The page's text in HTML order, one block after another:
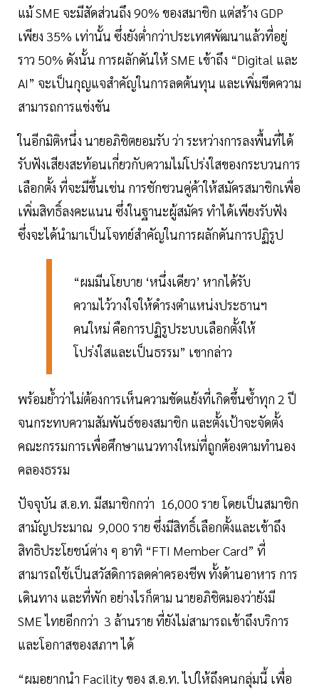
แม้ SME จะมีสัดส่วนถึง 90% ของสมาชิก แต่สร้าง GDP
เพียง 35% เท่านั้น ซึ่งยังต่ำกว่าประเทศพัฒนาแล้วที่อยู่
ราว 50% ดังนั้น การผลักดันให้ SME เข้าถึง “Digital และ
AI” จะเป็นกุญแจสำคัญในการลดต้นทุน และเพิ่มขีดความ
สามารถการแข่งขัน
ในอีกมิติหนึ่ง นายอภิชิตยอมรับ ว่า ระหว่างการลงพื้นที่ได้
รับฟังเสียงสะท้อนเกี่ยวกับความไม่โปร่งใสของกระบวนการ
เลือกตั้ง ที่จะมีขึ้นเช่น การชักชวนคู่ค้าให้สมัครสมาชิกเพื่อ
เพิ่มสิทธิ์ลงคะแนน ซึ่งในฐานะผู้สมัคร ทำได้เพียงรับฟัง
ซึ่งจะได้นำมาเป็นโจทย์สำคัญในการผลักดันการปฏิรูป
“ผมมีนโยบาย ‘หนึ่งเดียว’ หากได้รับ
ความไว้วางใจให้ดำรงตำแหน่งประธานฯ
คนใหม่ คือการปฏิรูประบบเลือกตั้งให้
โปร่งใสและเป็นธรรม” เขากล่าว
พร้อมย้ำว่าไม่ต้องการเห็นความขัดแย้งที่เกิดขึ้นซ้ำทุก 2 ปี
จนกระทบความสัมพันธ์ของสมาชิก และตั้งเป้าจะจัดตั้ง
คณะกรรมการเพื่อศึกษาแนวทางใหม่ที่ถูกต้องตามทำนอง
คลองธรรม
ปัจจุบัน ส.อ.ท. มีสมาชิกกว่า 16,000 ราย โดยเป็นสมาชิก
สามัญประมาณ 9,000 ราย ซึ่งมีสิทธิ์เลือกตั้งและเข้าถึง
สิทธิประโยชน์ต่าง ๆ อาทิ “FTI Member Card” ที่
สามารถใช้เป็นสวัสดิการลดค่าครองชีพ ทั้งด้านอาหาร การ
เดินทาง และที่พัก อย่างไรก็ตาม นายอภิชิตมองว่ายังมี
SME ไทยอีกกว่า 3 ล้านราย ที่ยังไม่สามารถเข้าถึงบริการ
และโอกาสของสภาฯ ได้
“ผมอยากนำ Facility ของ ส.อ.ท. ไปให้ถึงคนกลุ่มนี้ เพื่อ